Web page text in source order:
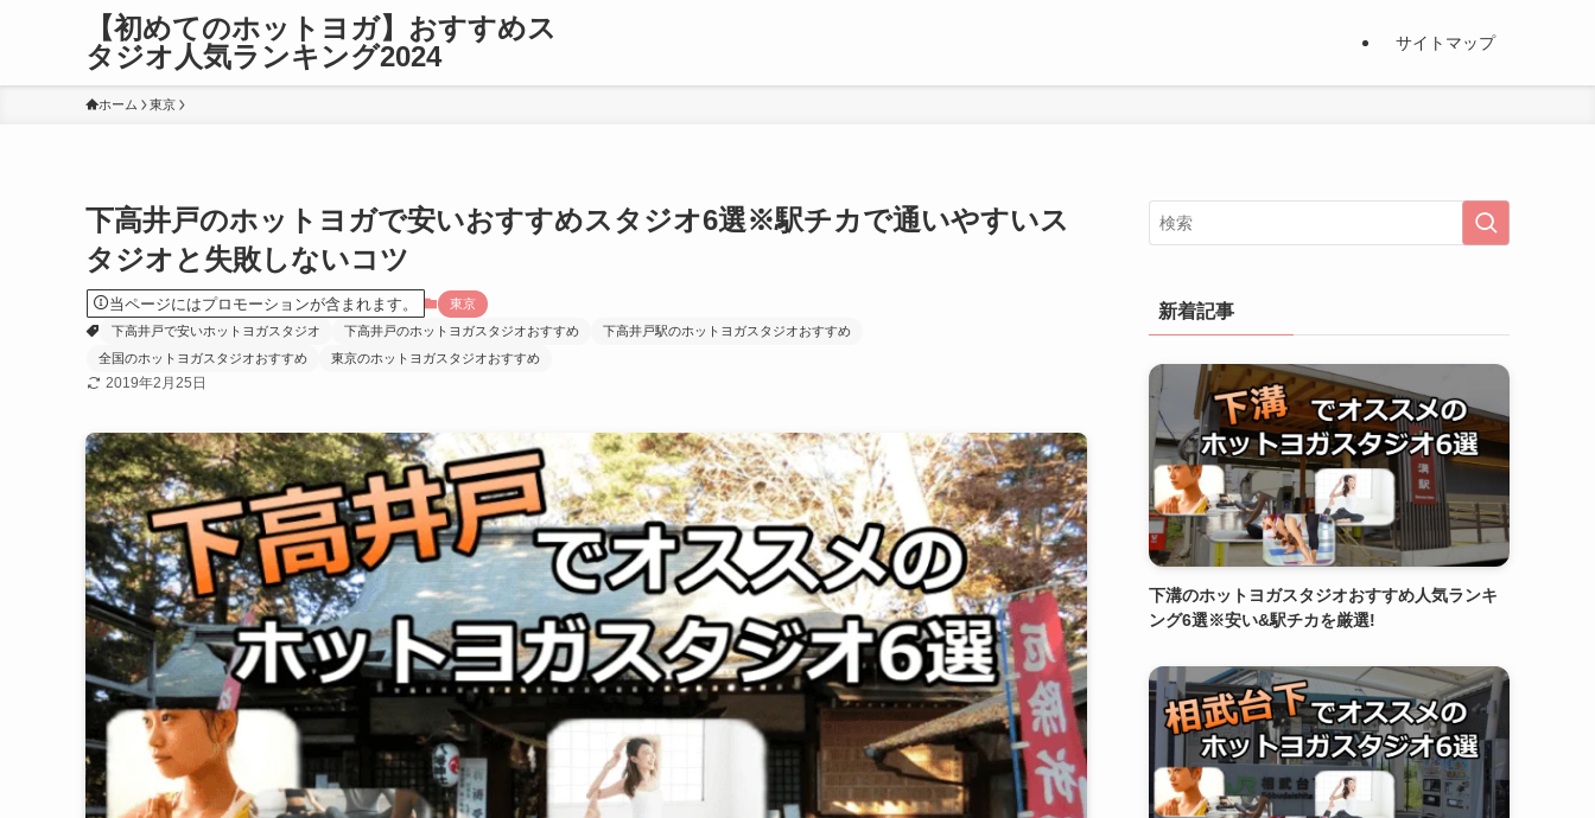
【初めてのホットヨガ】おすすめス
タジオ人気ランキング2024
サイトマップ
ホーム 東京
下高井戸のホットヨガで安いおすすめスタジオ6選※駅チカで通いやすいス
タジオと失敗しないコツ
当ページにはプロモーションが含まれます。
東京
下高井戸で安いホットヨガスタジオ
下高井戸のホットヨガスタジオおすすめ
下高井戸駅のホットヨガスタジオおすすめ
全国のホットヨガスタジオおすすめ
東京のホットヨガスタジオおすすめ
2019年2月25日
新着記事
下溝のホットヨガスタジオおすすめ人気ランキ
ング6選※安い&駅チカを厳選!